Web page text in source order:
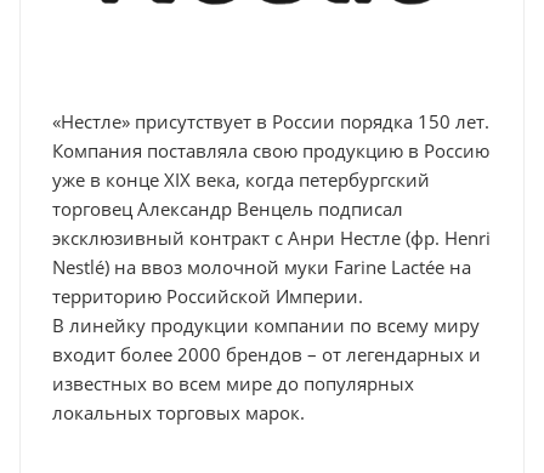
«Нестле» присутствует в России порядка 150 лет.
Компания поставляла свою продукцию в Россию
уже в конце ХIX века, когда петербургский
торговец Александр Венцель подписал
эксклюзивный контракт с Анри Нестле (фр. Henri
Nestlé) на ввоз молочной муки Farine Lactée на
территорию Российской Империи.
В линейку продукции компании по всему миру
входит более 2000 брендов – от легендарных и
известных во всем мире до популярных
локальных торговых марок.